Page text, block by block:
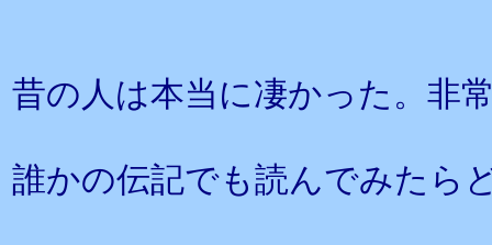
昔の人は本当に凄かった。非
誰かの伝記でも読んでみたら